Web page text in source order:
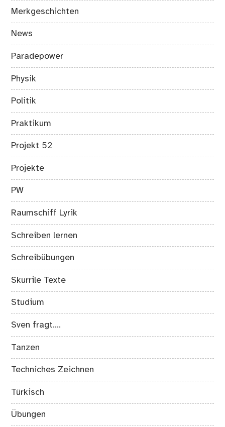
Merkgeschichten
News
Paradepower
Physik
Politik
Praktikum
Projekt 52
Projekte
PW
Raumschiff Lyrik
Schreiben lernen
Schreibübungen
Skurrile Texte
Studium
Sven fragt….
Tanzen
Techniches Zeichnen
Türkisch
Übungen